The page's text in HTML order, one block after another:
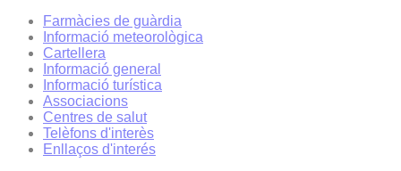
Farmàcies de guàrdia
Informació meteorològica
Cartellera
Informació general
Informació turística
Associacions
Centres de salut
Telèfons d'interès
Enllaços d'interés